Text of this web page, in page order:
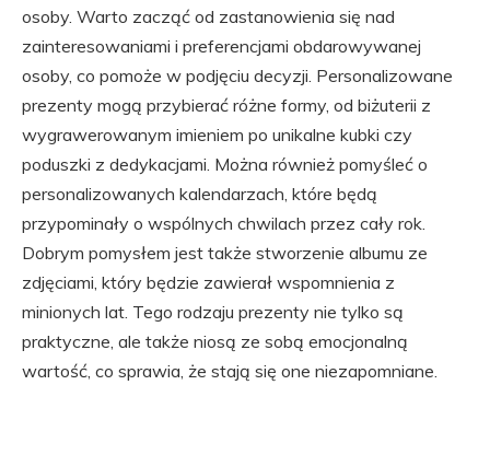
osoby. Warto zacząć od zastanowienia się nad
zainteresowaniami i preferencjami obdarowywanej
osoby, co pomoże w podjęciu decyzji. Personalizowane
prezenty mogą przybierać różne formy, od biżuterii z
wygrawerowanym imieniem po unikalne kubki czy
poduszki z dedykacjami. Można również pomyśleć o
personalizowanych kalendarzach, które będą
przypominały o wspólnych chwilach przez cały rok.
Dobrym pomysłem jest także stworzenie albumu ze
zdjęciami, który będzie zawierał wspomnienia z
minionych lat. Tego rodzaju prezenty nie tylko są
praktyczne, ale także niosą ze sobą emocjonalną
wartość, co sprawia, że stają się one niezapomniane.